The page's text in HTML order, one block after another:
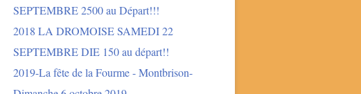
SEPTEMBRE 2500 au Départ!!!
2018 LA DROMOISE SAMEDI 22
SEPTEMBRE DIE 150 au départ!!
2019-La fête de la Fourme - Montbrison-